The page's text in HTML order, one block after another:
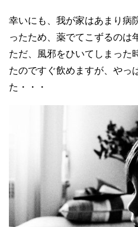
幸いにも、我が家はあまり病
ったため、薬でてこずるのは
ただ、風邪をひいてしまった
たのですぐ飲めますが、やっ
た・・・